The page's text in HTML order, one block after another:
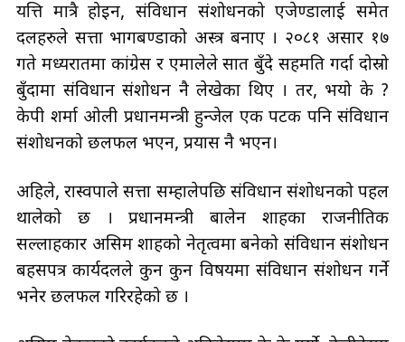
यत्ति मात्रै होइन, संविधान संशोधनको एजेण्डालाई समेत
दलहरुले सत्ता भागबण्डाको अस्त्र बनाए । २०८१ असार १७
गते मध्यरातमा कांग्रेस र एमालेले सात बुँदे सहमति गर्दा दोस्रो
बुँदामा संविधान संशोधन नै लेखेका थिए । तर, भयो के ?
केपी शर्मा ओली प्रधानमन्त्री हुन्जेल एक पटक पनि संविधान
संशोधनको छलफल भएन, प्रयास नै भएन।
अहिले, रास्वपाले सत्ता सम्हालेपछि संविधान संशोधनको पहल
थालेको छ । प्रधानमन्त्री बालेन शाहका राजनीतिक
सल्लाहकार असिम शाहको नेतृत्वमा बनेको संविधान संशोधन
बहसपत्र कार्यदलले कुन कुन विषयमा संविधान संशोधन गर्ने
भनेर छलफल गरिरहेको छ ।